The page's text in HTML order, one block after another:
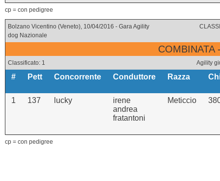
cp = con pedigree
Bolzano Vicentino (Veneto), 10/04/2016 - Gara Agility
dog Nazionale
COMBINATA
Classificato: 1 Agility
# Pett Concorrente Conduttore Razza
1 137 lucky
irene
andrea
fratantoni
Meticcio
cp = con pedigree